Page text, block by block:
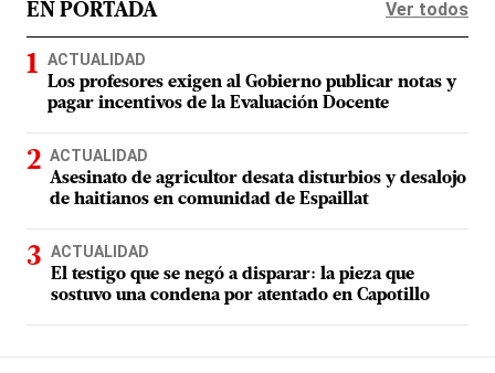
EN PORTADA Ver todos
ACTUALIDAD
Los profesores exigen al Gobierno publicar notas y
pagar incentivos de la Evaluación Docente
ACTUALIDAD
Asesinato de agricultor desata disturbios y desalojo
de haitianos en comunidad de Espaillat
ACTUALIDAD
El testigo que se negó a disparar: la pieza que
sostuvo una condena por atentado en Capotillo